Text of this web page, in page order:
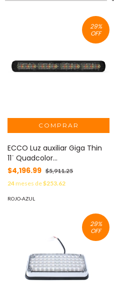
29%
OFF
ECCO Luz auxiliar Giga Thin
11¨ Quadcolor
Rojo/Azul/Ambar/Blanco 48
LED Con funcionalidad de
director de tráfico MOD:
CD3804RBAW
$4,196.99 $5,911.25
24meses de$253.62
ROJO-AZUL
29%
OFF